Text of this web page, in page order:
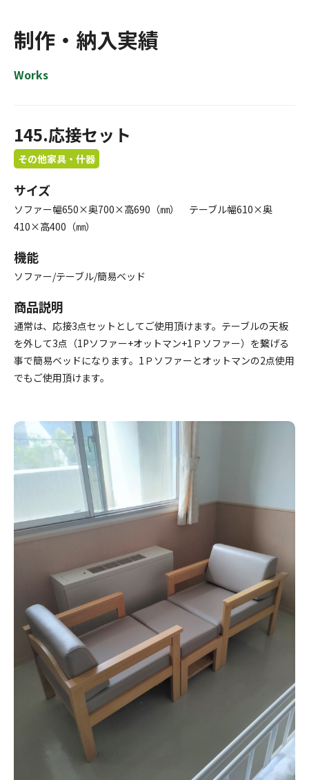
制作・納入実績
Works
145.応接セット
その他家具・什器
サイズ
ソファー幅650×奥700×高690（㎜） テーブル幅610×奥
410×高400（㎜）
機能
ソファー/テーブル/簡易ベッド
商品説明
通常は、応接3点セットとしてご使用頂けます。テーブルの天板
を外して3点（1Pソファー+オットマン+1Ｐソファー）を繋げる
事で簡易ベッドになります。1Ｐソファーとオットマンの2点使用
でもご使用頂けます。